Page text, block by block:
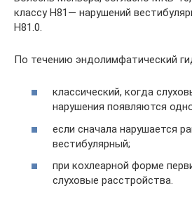
классу H81— нарушений
H81.0.
По течению эндолимфатический
классический, когда
нарушения появляются
если сначала нарушается
вестибулярный;
при кохлеарной форме
слуховые расстройства.